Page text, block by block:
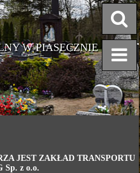
W PIASECZNIE
JEST ZAKŁAD TRANSPORTU
Sp. z o.o.